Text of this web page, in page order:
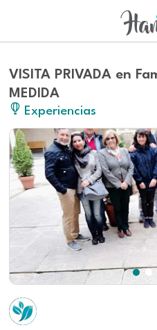
VISITA PRIVADA en
MEDIDA
Experiencias